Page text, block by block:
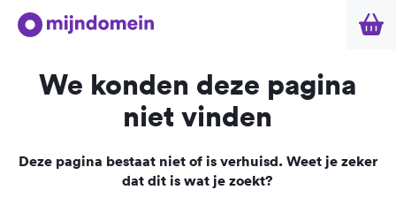
We konden deze pagina
niet vinden
Deze pagina bestaat niet of is verhuisd. Weet je zeker
dat dit is wat je zoekt?